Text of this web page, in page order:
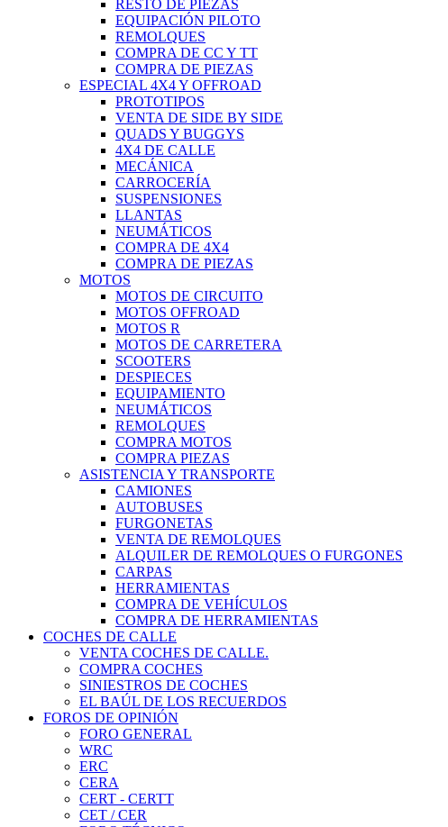
RESTO DE PIEZAS
EQUIPACIÓN PILOTO
REMOLQUES
COMPRA DE CC Y TT
COMPRA DE PIEZAS
ESPECIAL 4X4 Y OFFROAD
PROTOTIPOS
VENTA DE SIDE BY SIDE
QUADS Y BUGGYS
4X4 DE CALLE
MECÁNICA
CARROCERÍA
SUSPENSIONES
LLANTAS
NEUMÁTICOS
COMPRA DE 4X4
COMPRA DE PIEZAS
MOTOS
MOTOS DE CIRCUITO
MOTOS OFFROAD
MOTOS R
MOTOS DE CARRETERA
SCOOTERS
DESPIECES
EQUIPAMIENTO
NEUMÁTICOS
REMOLQUES
COMPRA MOTOS
COMPRA PIEZAS
ASISTENCIA Y TRANSPORTE
CAMIONES
AUTOBUSES
FURGONETAS
VENTA DE REMOLQUES
ALQUILER DE REMOLQUES O FURGONES
CARPAS
HERRAMIENTAS
COMPRA DE VEHÍCULOS
COMPRA DE HERRAMIENTAS
COCHES DE CALLE
VENTA COCHES DE CALLE.
COMPRA COCHES
SINIESTROS DE COCHES
EL BAÚL DE LOS RECUERDOS
FOROS DE OPINIÓN
FORO GENERAL
WRC
ERC
CERA
CERT - CERTT
CET / CER